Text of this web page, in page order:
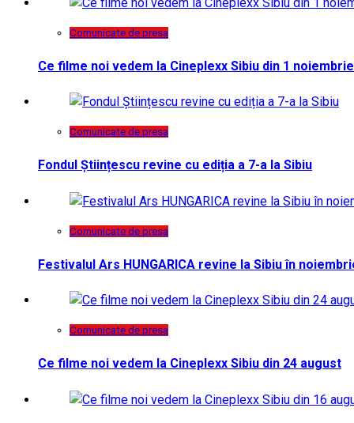
Comunicate de presa
Ce filme noi vedem la Cineplexx Sibiu din 1 noiembrie
Comunicate de presa
Fondul Științescu revine cu ediția a 7-a la Sibiu
Comunicate de presa
Festivalul Ars HUNGARICA revine la Sibiu în
Comunicate de presa
Ce filme noi vedem la Cineplexx Sibiu din 24 august